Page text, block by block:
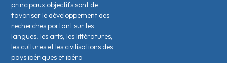
principaux objectifs sont de
favoriser le développement des
recherches portant sur les
langues, les arts, les littératures,
les cultures et les civilisations des
pays ibériques et ibéro-